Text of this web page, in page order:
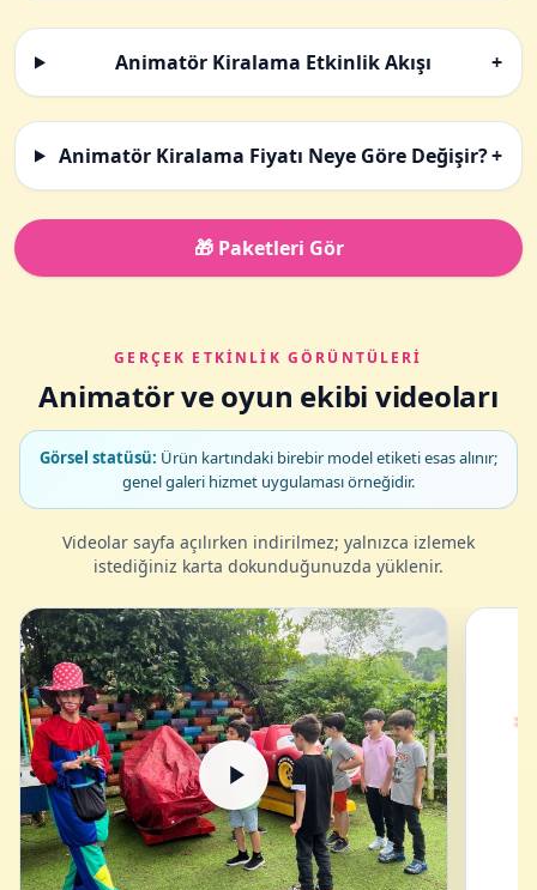
Animatör Kiralama Etkinlik Akışı +
Animatör Kiralama Fiyatı Neye Göre Değişir?+
🎁 Paketleri Gör
GERÇEK ETKINLIK GÖRÜNTÜLERI
Animatör ve oyun ekibi videoları
Görsel statüsü: Ürün kartındaki birebir model etiketi esas alınır;
genel galeri hizmet uygulaması örneğidir.
Videolar sayfa açılırken indirilmez; yalnızca izlemek
istediğiniz karta dokunduğunuzda yüklenir.